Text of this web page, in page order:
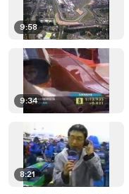
9:58
9:34
8:21